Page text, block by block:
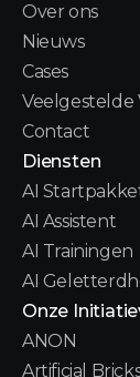
Over ons
Nieuws
Cases
Veelgestelde
Contact
Diensten
AI
AI Assistent
AI Trainingen
AI
Onze
ANON
Artificial